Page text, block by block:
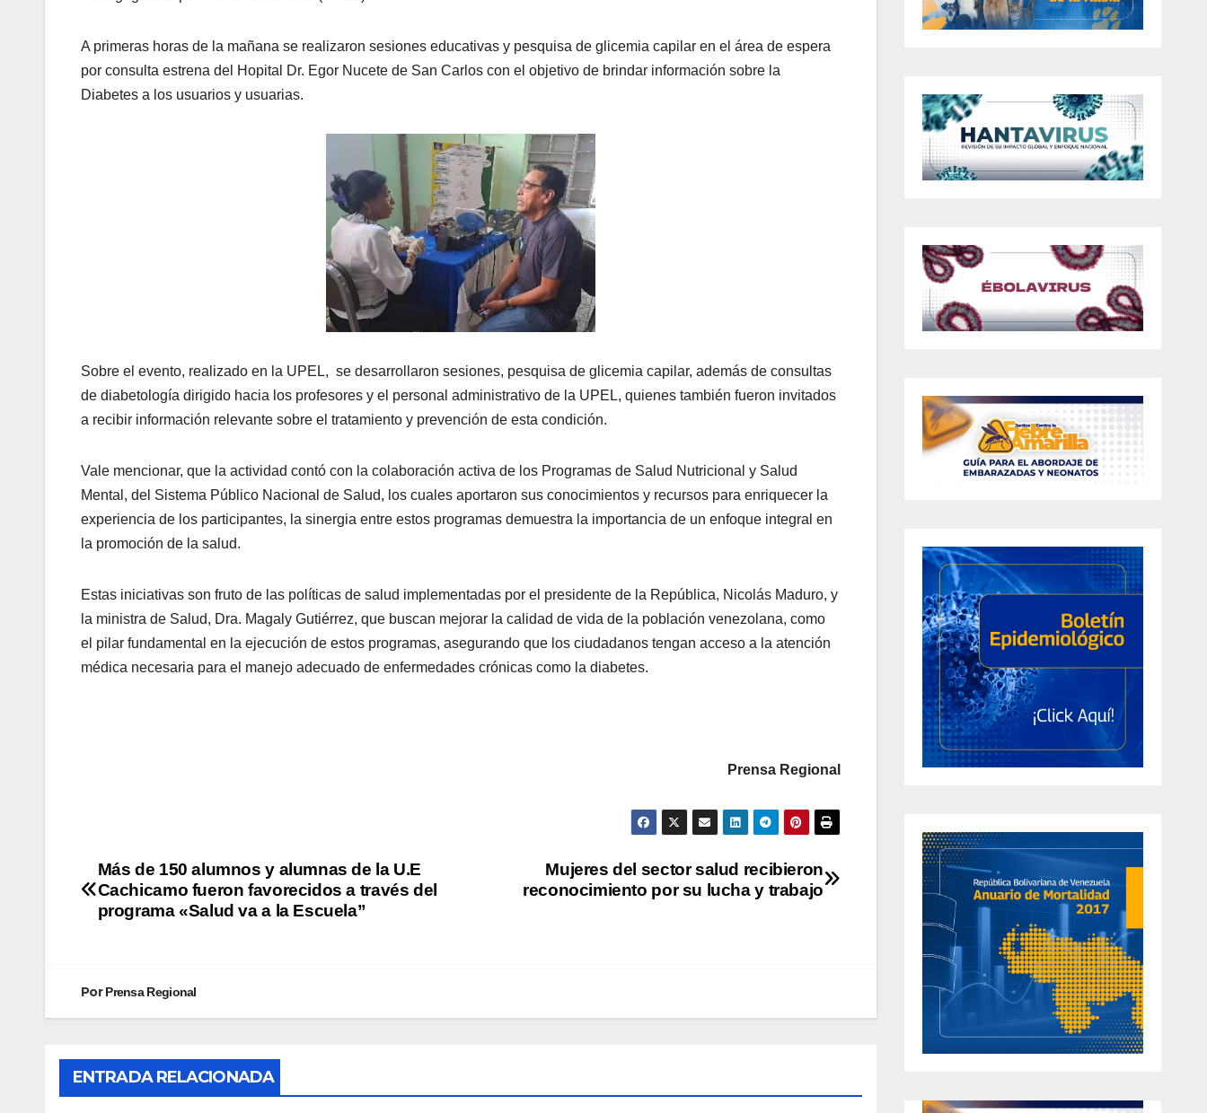
A primeras horas de la mañana se realizaron sesiones educativas y pesquisa de glicemia capilar en el área de espera
por consulta estrena del Hopital Dr. Egor Nucete de San Carlos con el objetivo de brindar información sobre la
Diabetes a los usuarios y usuarias.
Sobre el evento, realizado en la UPEL, se desarrollaron sesiones, pesquisa de glicemia capilar, además de consultas
de diabetología dirigido hacia los profesores y el personal administrativo de la UPEL, quienes también fueron invitados
a recibir información relevante sobre el tratamiento y prevención de esta condición.
Vale mencionar, que la actividad contó con la colaboración activa de los Programas de Salud Nutricional y Salud
Mental, del Sistema Público Nacional de Salud, los cuales aportaron sus conocimientos y recursos para enriquecer la
experiencia de los participantes, la sinergia entre estos programas demuestra la importancia de un enfoque integral en
la promoción de la salud.
Estas iniciativas son fruto de las políticas de salud implementadas por el presidente de la República, Nicolás Maduro, y
la ministra de Salud, Dra. Magaly Gutiérrez, que buscan mejorar la calidad de vida de la población venezolana, como
el pilar fundamental en la ejecución de estos programas, asegurando que los ciudadanos tengan acceso a la atención
médica necesaria para el manejo adecuado de enfermedades crónicas como la diabetes.
Prensa Regional
Mujeres del sector salud recibieron
reconocimiento por su lucha y trabajo
Más de 150 alumnos y alumnas de la U.E
Cachicamo fueron favorecidos a través del
programa «Salud va a la Escuela”
PorPrensa Regional
ENTRADA RELACIONADA